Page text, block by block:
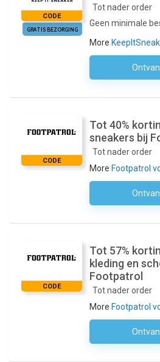
CODE
GRATIS BEZORGING
Tot nader order
Geen minimale
More
CODE
Tot 40%
sneakers bij
Tot nader order
More Footpatrol
CODE
Tot 57%
kleding en
Footpatrol
Tot nader order
More Footpatrol